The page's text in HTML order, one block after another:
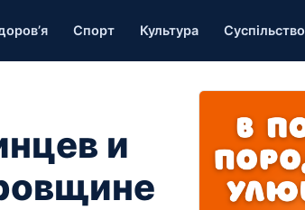
Спорт Культура Суспільство
и